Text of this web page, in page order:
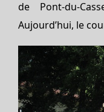
de Pont-du-
Aujourd’hui, le